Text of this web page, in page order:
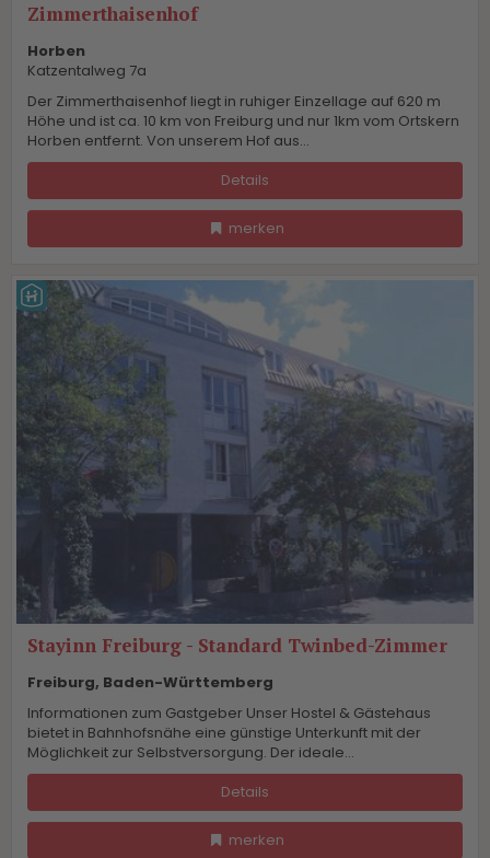
Zimmerthaisenhof
Horben
Katzentalweg 7a
Der Zimmerthaisenhof liegt in ruhiger Einzellage auf 620 m
Höhe und ist ca. 10 km von Freiburg und nur 1km vom Ortskern
Horben entfernt. Von unserem Hof aus...
Details
merken
Stayinn Freiburg - Standard Twinbed-Zimmer
Freiburg, Baden-Württemberg
Informationen zum Gastgeber Unser Hostel & Gästehaus
bietet in Bahnhofsnähe eine günstige Unterkunft mit der
Möglichkeit zur Selbstversorgung. Der ideale...
Details
merken